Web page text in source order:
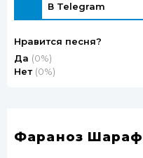
В Telegram
Нравится песня?
Да (0%)
Нет (0%)
Фараҳноз